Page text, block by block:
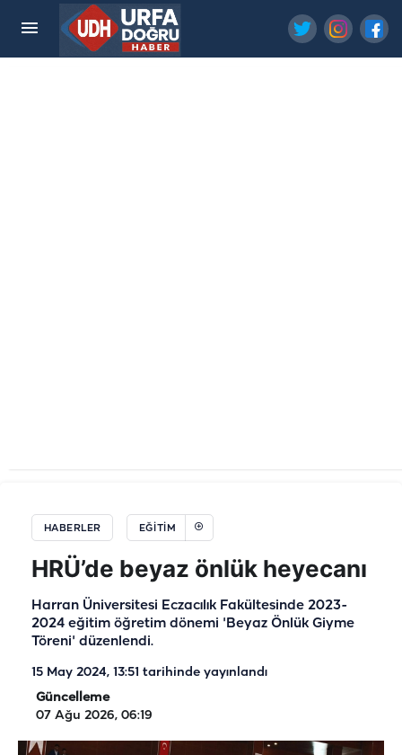
HABERLER EĞİTİM
HRÜ’de beyaz önlük heyecanı
Harran Üniversitesi Eczacılık Fakültesinde 2023-
2024 eğitim öğretim dönemi 'Beyaz Önlük Giyme
Töreni' düzenlendi.
15 May 2024, 13:51 tarihinde yayınlandı
Güncelleme
07 Ağu 2026, 06:19
Eyyübiye’de ücretsiz kursla teknolojiyle tanıştılar